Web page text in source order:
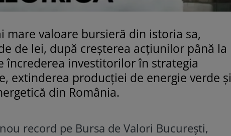
valoare bursieră din istoria sa,
de lei, după creșterea acțiunilor până la
încrederea investitorilor în strategia
extinderea producției de energie verde și
din România.
record pe Bursa de Valori București,